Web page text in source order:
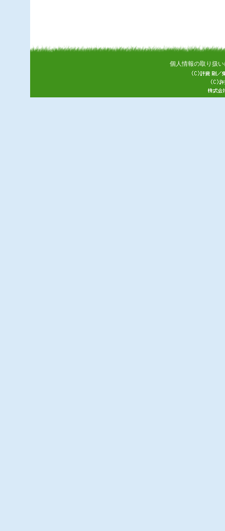
個人情報の取り扱